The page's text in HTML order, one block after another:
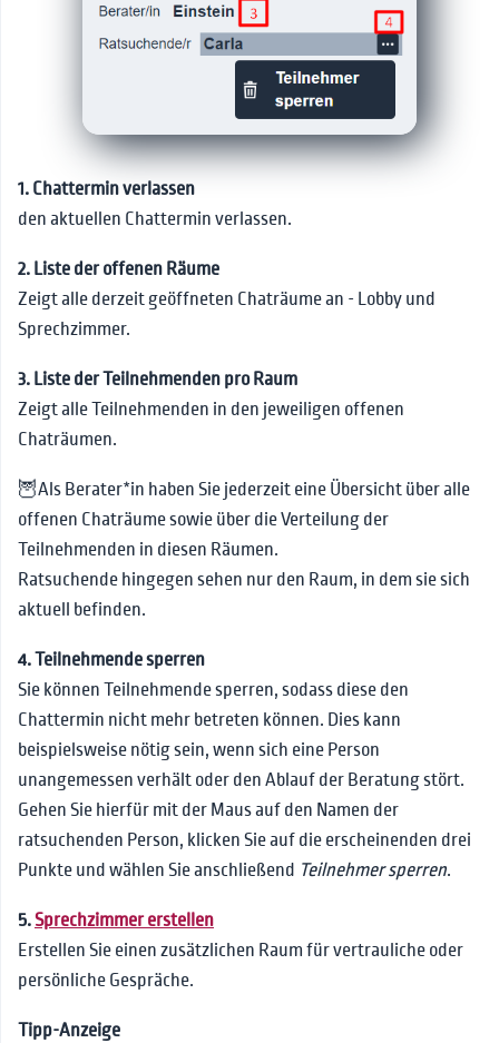
1. Chattermin verlassen
den aktuellen Chattermin verlassen.
2. Liste der offenen Räume
Zeigt alle derzeit geöffneten Chaträume an - Lobby und
Sprechzimmer.
3. Liste der Teilnehmenden pro Raum
Zeigt alle Teilnehmenden in den jeweiligen offenen
Chaträumen.
🦉Als Berater*in haben Sie jederzeit eine Übersicht über alle
offenen Chaträume sowie über die Verteilung der
Teilnehmenden in diesen Räumen.
Ratsuchende hingegen sehen nur den Raum, in dem sie sich
aktuell befinden.
4. Teilnehmende sperren
Sie können Teilnehmende sperren, sodass diese den
Chattermin nicht mehr betreten können. Dies kann
beispielsweise nötig sein, wenn sich eine Person
unangemessen verhält oder den Ablauf der Beratung stört.
Gehen Sie hierfür mit der Maus auf den Namen der
ratsuchenden Person, klicken Sie auf die erscheinenden drei
Punkte und wählen Sie anschließend Teilnehmer sperren.
5.Sprechzimmer erstellen
Erstellen Sie einen zusätzlichen Raum für vertrauliche oder
persönliche Gespräche.
Tipp-Anzeige